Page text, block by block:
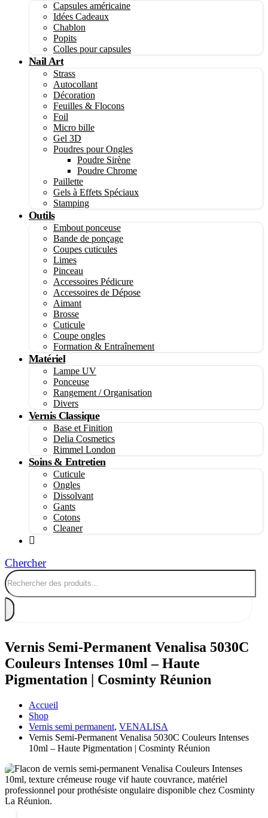
Capsules américaine
Idées Cadeaux
Chablon
Popits
Colles pour capsules
Nail Art
Strass
Autocollant
Décoration
Feuilles & Flocons
Foil
Micro bille
Gel 3D
Poudres pour Ongles
Poudre Sirène
Poudre Chrome
Paillette
Gels à Effets Spéciaux
Stamping
Outils
Embout ponceuse
Bande de ponçage
Coupes cuticules
Limes
Pinceau
Accessoires Pédicure
Accessoires de Dépose
Aimant
Brosse
Cuticule
Coupe ongles
Formation & Entraînement
Matériel
Lampe UV
Ponceuse
Rangement / Organisation
Divers
Vernis Classique
Base et Finition
Delia Cosmetics
Rimmel London
Soins & Entretien
Cuticule
Ongles
Dissolvant
Gants
Cotons
Cleaner
Chercher
Vernis Semi-Permanent Venalisa 5030C
Couleurs Intenses 10ml – Haute
Pigmentation | Cosminty Réunion
Accueil
Shop
Vernis semi permanent, VENALISA
Vernis Semi-Permanent Venalisa 5030C Couleurs Intenses
10ml – Haute Pigmentation | Cosminty Réunion